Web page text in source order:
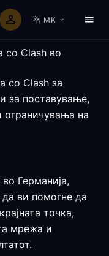
MK
со Clash во
со Clash за
за поставување,
ограничувања на
Германија,
ви помогне да
точка,
мрежа и